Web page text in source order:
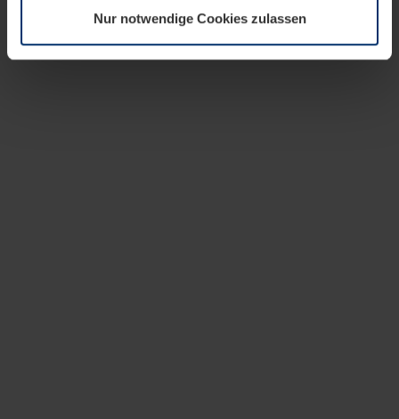
Datenschutzerklärungunserer Website ändern oder
widerrufen.
Nur notwendige Cookies zulassen